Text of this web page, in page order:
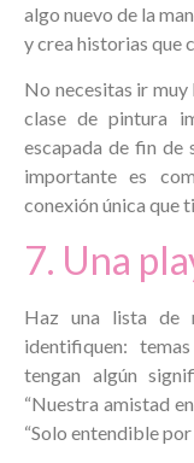
algo nuevo de la
y crea historias que
No necesitas ir muy
clase de pintura
escapada de fin de
importante es
conexión única que
7. Una
Haz una lista de
identifiquen:
tengan algún
“Nuestra amistad
“Solo entendible por